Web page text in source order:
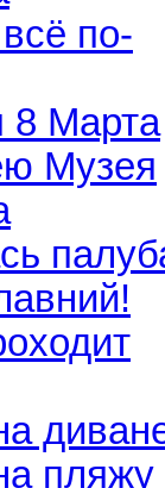
по-
8 Марта
Музея
пляжу